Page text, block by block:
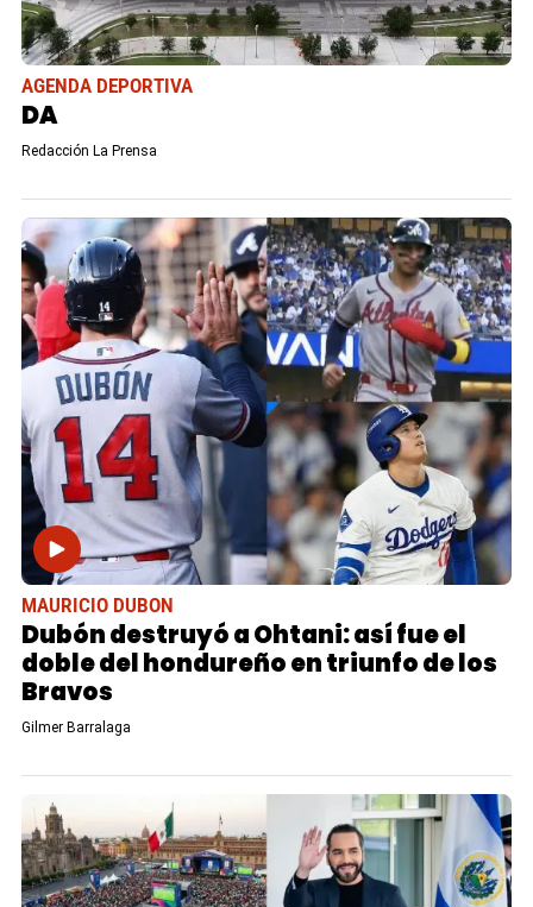
AGENDA DEPORTIVA
DA
Redacción La Prensa
MAURICIO DUBON
Dubón destruyó a Ohtani: así fue el
doble del hondureño en triunfo de los
Bravos
Gilmer Barralaga